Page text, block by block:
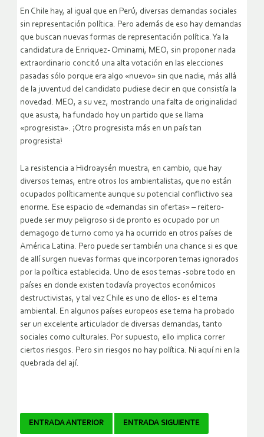
En Chile hay, al igual que en Perú, diversas demandas sociales
sin representación política. Pero además de eso hay demandas
que buscan nuevas formas de representación política. Ya la
candidatura de Enriquez- Ominami, MEO, sin proponer nada
extraordinario concitó una alta votación en las elecciones
pasadas sólo porque era algo «nuevo» sin que nadie, más allá
de la juventud del candidato pudiese decir en que consistía la
novedad. MEO, a su vez, mostrando una falta de originalidad
que asusta, ha fundado hoy un partido que se llama
«progresista». ¡Otro progresista más en un país tan
progresista!
La resistencia a Hidroaysén muestra, en cambio, que hay
diversos temas, entre otros los ambientalistas, que no están
ocupados políticamente aunque su potencial conflictivo sea
enorme. Ese espacio de «demandas sin ofertas» – reitero-
puede ser muy peligroso si de pronto es ocupado por un
demagogo de turno como ya ha ocurrido en otros países de
América Latina. Pero puede ser también una chance si es que
de allí surgen nuevas formas que incorporen temas ignorados
por la política establecida. Uno de esos temas -sobre todo en
países en donde existen todavía proyectos económicos
destructivistas, y tal vez Chile es uno de ellos- es el tema
ambiental. En algunos países europeos ese tema ha probado
ser un excelente articulador de diversas demandas, tanto
sociales como culturales. Por supuesto, ello implica correr
ciertos riesgos. Pero sin riesgos no hay política. Ni aquí ni en la
quebrada del ají.
Navegador
ENTRADA ANTERIOR ENTRADA SIGUIENTE